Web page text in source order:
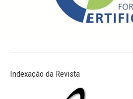
Indexação da Revista